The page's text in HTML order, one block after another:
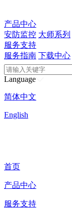
产品中心
安防监控 大师系列
服务支持
服务指南 下载中心
Language
简体中文
English
首页
产品中心
服务支持